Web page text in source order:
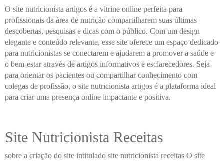
O site nutricionista artigos é a vitrine online perfeita para
profissionais da área de nutrição compartilharem suas últimas
descobertas, pesquisas e dicas com o público. Com um design
elegante e conteúdo relevante, esse site oferece um espaço dedicado
para nutricionistas se conectarem e ajudarem a promover a saúde e
o bem-estar através de artigos informativos e esclarecedores. Seja
para orientar os pacientes ou compartilhar conhecimento com
colegas de profissão, o site nutricionista artigos é a plataforma ideal
para criar uma presença online impactante e positiva.
Site Nutricionista Receitas
sobre a criação do site intitulado site nutricionista receitas O site